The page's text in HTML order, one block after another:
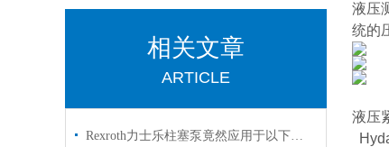
相关文章
ARTICLE
Rexroth力士乐柱塞泵竟然应用于以下几大领域
液压
统的
液压